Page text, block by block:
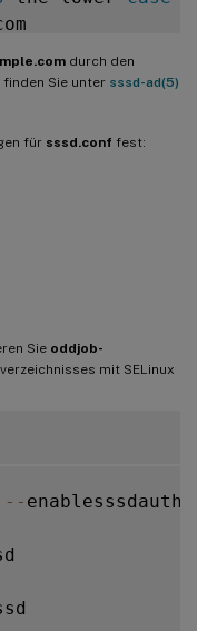
is not
have the
the default
durch den
Sie unter sssd-ad(5)
für sssd.conf fest:
Sie oddjob-
mit SELinux
-- enablesssdauth